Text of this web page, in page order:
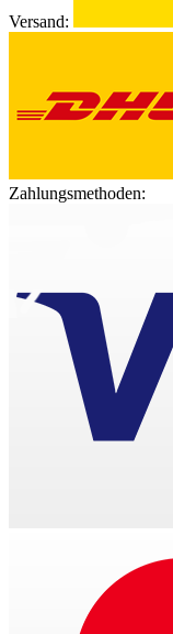
Versand:
Zahlungsmethoden: